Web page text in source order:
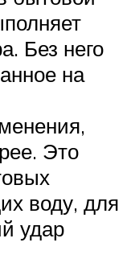
Без него
на
Это
воду, для
удар